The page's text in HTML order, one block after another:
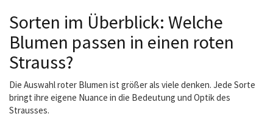
Sorten im Überblick: Welche
Blumen passen in einen roten
Strauss?
Die Auswahl roter Blumen ist größer als viele denken. Jede Sorte
bringt ihre eigene Nuance in die Bedeutung und Optik des
Strausses.